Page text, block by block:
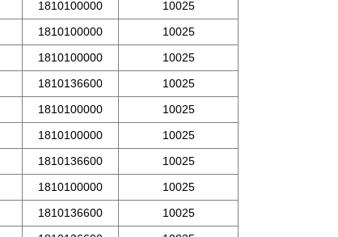
1810100000
10025
1810100000
10025
1810100000
10025
1810136600
10025
1810100000
10025
1810100000
10025
1810136600
10025
1810100000
10025
1810136600
10025